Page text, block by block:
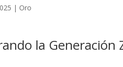
| Oro
la Generación